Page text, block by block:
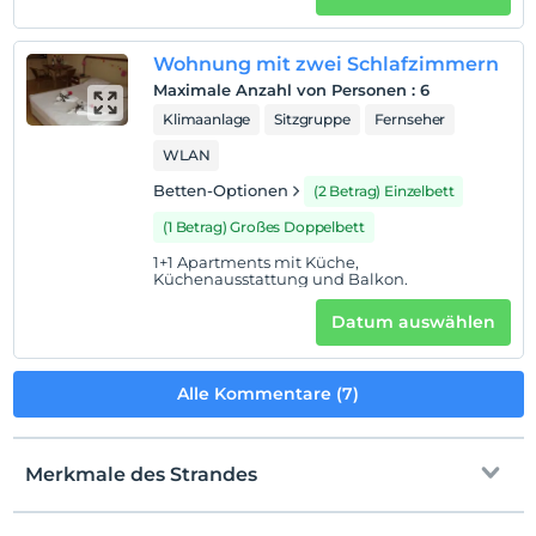
Der Strand Aya Yorgi liegt 1 km von der Anlage entfernt,
den Strand Ilica 4 km und Alaçati, der für sein
Windsurfen bekannt ist, 6 km. Der Strand und der
Auf Karte
anzeigen
Einchecken
Check-out
Haustiere
Haustiere nicht erlaubt
Wohnung mit zwei Schlafzimmern
Maximale Anzahl von Personen : 6
Klimaanlage Sitzgruppe
Fernseher
WLAN
Betten-Optionen
(2 Betrag) Einzelbett
(1 Betrag) Großes Doppelbett
1+1 Apartments mit Küche,
Küchenausstattung und Balkon.
Datum auswählen
Alle Kommentare (7)
Merkmale des Strandes